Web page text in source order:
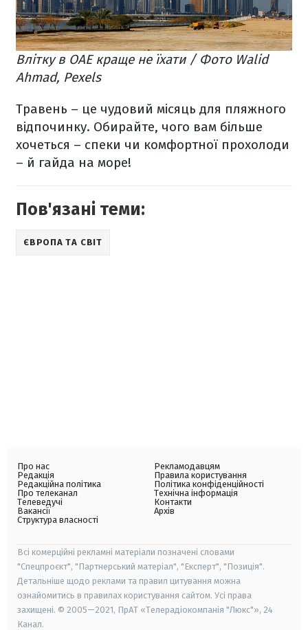
Влітку в ОАЕ краще не їхати / Фото Walid
Ahmad, Pexels
Травень – це чудовий місяць для пляжного
відпочинку. Обирайте, чого вам більше
хочеться – спеки чи комфортної прохолоди
– й гайда на море!
Пов'язані теми:
ЄВРОПА ТА СВІТ
Про нас
Редакція
Редакційна політика
Про телеканал
Телеведучі
Вакансії
Структура власності
Рекламодавцям
Правила користування
Політика конфіденційності
Технічна інформація
Контакти
Архів
Всі комерційні рекламні матеріали позначені словами
"Спецпроєкт", "Партнерський матеріал", "Експерт", "Позиція".
Детальніше щодо реклами та правил цитування можна
ознайомитись в правилах користування сайтом. Усі права
захищені. © 2005—2021, ПрАТ «Телерадіокомпанія "Люкс"», 24
Канал.